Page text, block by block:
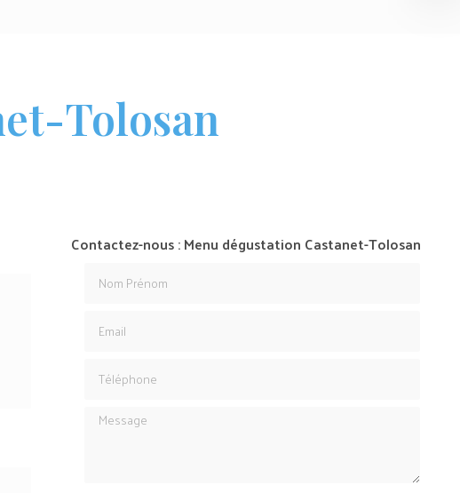
Tolosan
Contactez-nous : Menu dégustation Castanet-Tolosan
Message